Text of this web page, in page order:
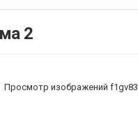
2
Просмотр изображений f1gv83